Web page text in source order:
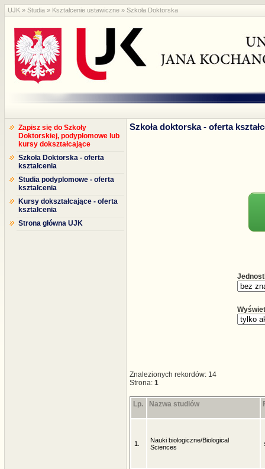
UJK » Studia » Kształcenie ustawiczne » Szkoła Doktorska
Zapisz się do Szkoły
Doktorskiej, podyplomowe lub
kursy dokształcające
Szkoła Doktorska - oferta
kształcenia
Studia podyplomowe - oferta
kształcenia
Kursy dokształcające - oferta
kształcenia
Strona główna UJK
Szkoła doktorska - oferta
Znalezionych rekordów: 14
Strona: 1
Lp. Nazwa studiów
1.
Nauki biologiczne/Biological
Sciences